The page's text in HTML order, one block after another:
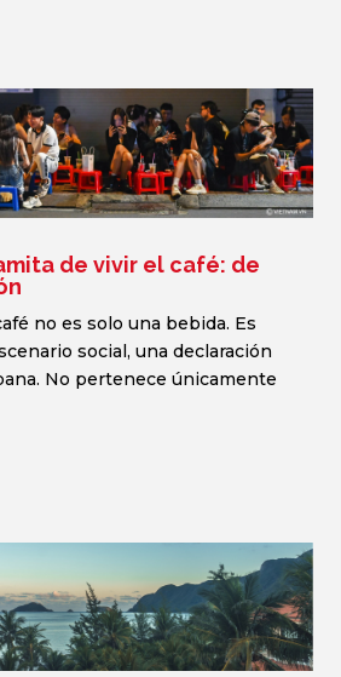
de vivir el café: de
no es solo una bebida. Es
social, una declaración